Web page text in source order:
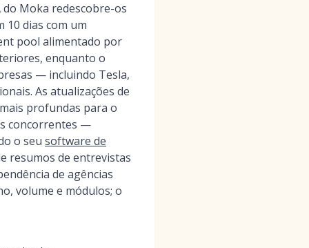
Moka redescobre-os
10 dias com um
pool alimentado por
enquanto o
— incluindo Tesla,
As atualizações de
profundas para o
concorrentes —
o seu software de
resumos de entrevistas
de agências
volume e módulos; o